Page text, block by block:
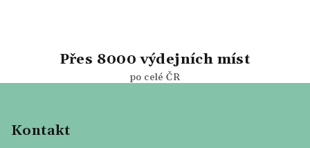
Přes 8000 výdejních míst
po celé ČR
Kontakt